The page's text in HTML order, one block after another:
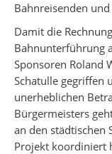
Bahnreisenden
Damit die
Bahnunterführung
Sponsoren Roland
Schatulle gegriffen
unerheblichen
Bürgermeisters
an den städtischen
Projekt koordiniert